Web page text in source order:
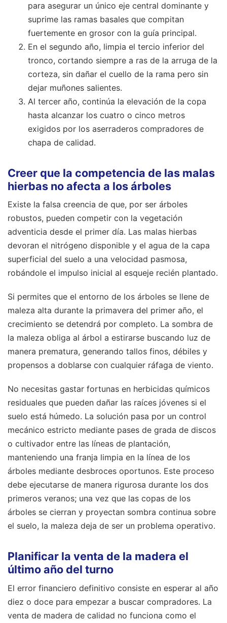
para asegurar un único eje central dominante y
suprime las ramas basales que compitan
fuertemente en grosor con la guía principal.
En el segundo año, limpia el tercio inferior del
tronco, cortando siempre a ras de la arruga de la
corteza, sin dañar el cuello de la rama pero sin
dejar muñones salientes.
Al tercer año, continúa la elevación de la copa
hasta alcanzar los cuatro o cinco metros
exigidos por los aserraderos compradores de
chapa de calidad.
Creer que la competencia de las malas
hierbas no afecta a los árboles
Existe la falsa creencia de que, por ser árboles
robustos, pueden competir con la vegetación
adventicia desde el primer día. Las malas hierbas
devoran el nitrógeno disponible y el agua de la capa
superficial del suelo a una velocidad pasmosa,
robándole el impulso inicial al esqueje recién plantado.
Si permites que el entorno de los árboles se llene de
maleza alta durante la primavera del primer año, el
crecimiento se detendrá por completo. La sombra de
la maleza obliga al árbol a estirarse buscando luz de
manera prematura, generando tallos finos, débiles y
propensos a doblarse con cualquier ráfaga de viento.
No necesitas gastar fortunas en herbicidas químicos
residuales que pueden dañar las raíces jóvenes si el
suelo está húmedo. La solución pasa por un control
mecánico estricto mediante pases de grada de discos
o cultivador entre las líneas de plantación,
manteniendo una franja limpia en la línea de los
árboles mediante desbroces oportunos. Este proceso
debe ejecutarse de manera rigurosa durante los dos
primeros veranos; una vez que las copas de los
árboles se cierran y proyectan sombra continua sobre
el suelo, la maleza deja de ser un problema operativo.
Planificar la venta de la madera el
último año del turno
El error financiero definitivo consiste en esperar al año
diez o doce para empezar a buscar compradores. La
venta de madera de calidad no funciona como el